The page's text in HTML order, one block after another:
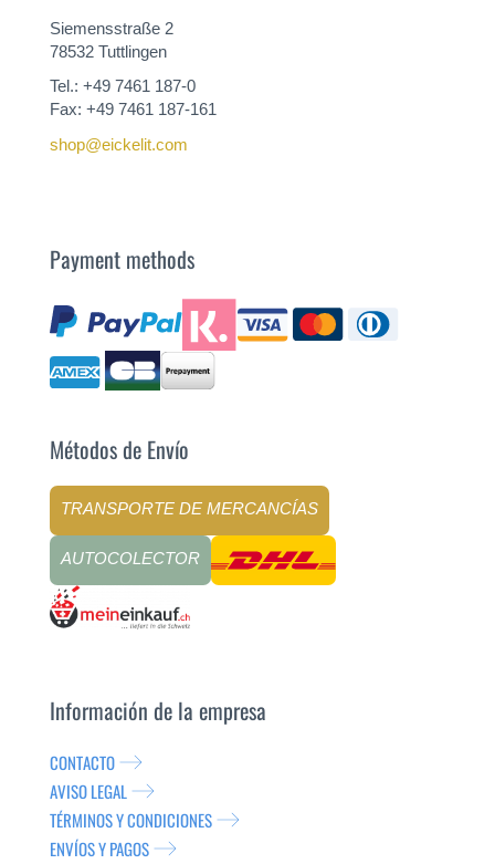
Siemensstraße 2
78532 Tuttlingen
Tel.: +49 7461 187-0
Fax: +49 7461 187-161
shop@eickelit.com
Payment methods
Métodos de Envío
TRANSPORTE DE MERCANCÍAS
AUTOCOLECTOR
Información de la empresa
CONTACTO
AVISO LEGAL
TÉRMINOS Y CONDICIONES
ENVÍOS Y PAGOS